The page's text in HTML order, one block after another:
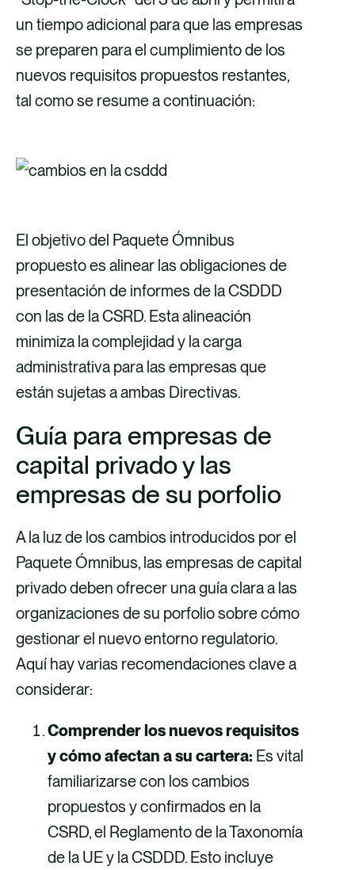
un tiempo adicional para que las empresas
se preparen para el cumplimiento de los
nuevos requisitos propuestos restantes,
tal como se resume a continuación:
El objetivo del Paquete Ómnibus
propuesto es alinear las obligaciones de
presentación de informes de la CSDDD
con las de la CSRD. Esta alineación
minimiza la complejidad y la carga
administrativa para las empresas que
están sujetas a ambas Directivas.
Guía para empresas de
capital privado y las
empresas de su porfolio
A la luz de los cambios introducidos por el
Paquete Ómnibus, las empresas de capital
privado deben ofrecer una guía clara a las
organizaciones de su porfolio sobre cómo
gestionar el nuevo entorno regulatorio.
Aquí hay varias recomendaciones clave a
considerar:
Comprender los nuevos requisitos
y cómo afectan a su cartera: Es vital
familiarizarse con los cambios
propuestos y confirmados en la
CSRD, el Reglamento de la Taxonomía
de la UE y la CSDDD. Esto incluye